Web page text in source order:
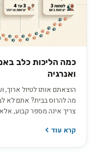
כמה הליכות כלב
ואנרגיה
הוצאתם אותו לטיול ארוך,
מה להרוס בבית? אתם לא
צריך אינה מספר קבוע,
הפיזית. אז איך מחשבים
קרא עוד